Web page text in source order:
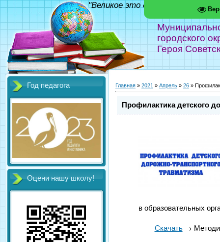
городского
Героя
"Великое это дело - школа!"
Год педагога
Оцени нашу школу!
Главная » 2021 » Апрель » 26 »
Профилактика детского
в образовательных
Скачать→